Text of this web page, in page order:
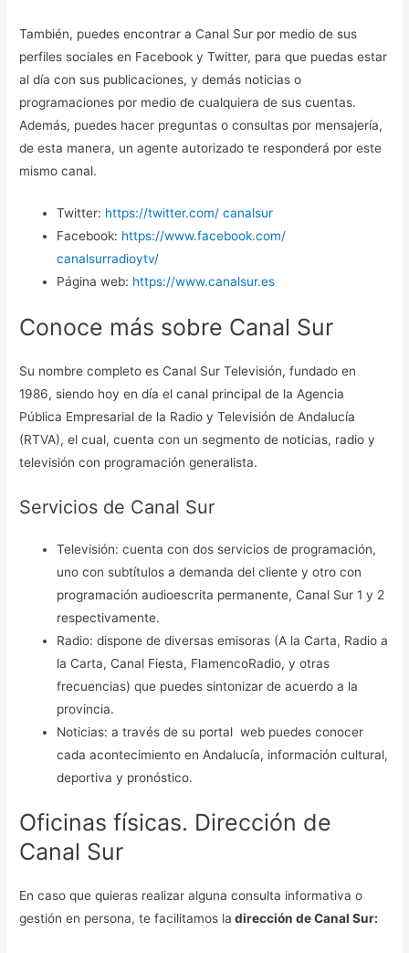
También, puedes encontrar a Canal Sur por medio de sus
perfiles sociales en Facebook y Twitter, para que puedas estar
al día con sus publicaciones, y demás noticias o
programaciones por medio de cualquiera de sus cuentas.
Además, puedes hacer preguntas o consultas por mensajería,
de esta manera, un agente autorizado te responderá por este
mismo canal.
Twitter: https://twitter.com/ canalsur
Facebook: https://www.facebook.com/
canalsurradioytv/
Página web: https://www.canalsur.es
Conoce más sobre Canal Sur
Su nombre completo es Canal Sur Televisión, fundado en
1986, siendo hoy en día el canal principal de la Agencia
Pública Empresarial de la Radio y Televisión de Andalucía
(RTVA), el cual, cuenta con un segmento de noticias, radio y
televisión con programación generalista.
Servicios de Canal Sur
Televisión: cuenta con dos servicios de programación,
uno con subtítulos a demanda del cliente y otro con
programación audioescrita permanente, Canal Sur 1 y 2
respectivamente.
Radio: dispone de diversas emisoras (A la Carta, Radio a
la Carta, Canal Fiesta, FlamencoRadio, y otras
frecuencias) que puedes sintonizar de acuerdo a la
provincia.
Noticias: a través de su portal web puedes conocer
cada acontecimiento en Andalucía, información cultural,
deportiva y pronóstico.
Oficinas físicas. Dirección de
Canal Sur
En caso que quieras realizar alguna consulta informativa o
gestión en persona, te facilitamos la dirección de Canal Sur: